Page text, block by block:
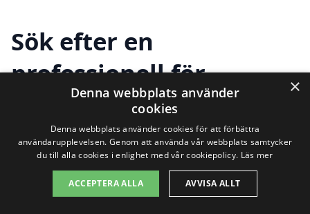
Sök efter en
professionell för
fasadtvätt i andra
städer nära
Västerhaninge
×
Denna webbplats använder
cookies
Denna webbplats använder cookies för att förbättra
användarupplevelsen. Genom att använda vår webbplats samtycker
du till alla cookies i enlighet med vår cookiepolicy. Läs mer
ACCEPTERA ALLA AVVISA ALLT